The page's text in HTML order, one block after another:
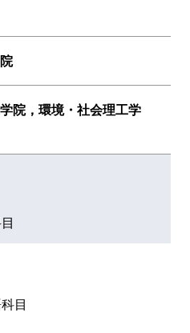
目
科目
目
目
科目
目
学系
目
科目
科目
目
科目
院，環境・社会理工学
理工学院，環境・社会
目